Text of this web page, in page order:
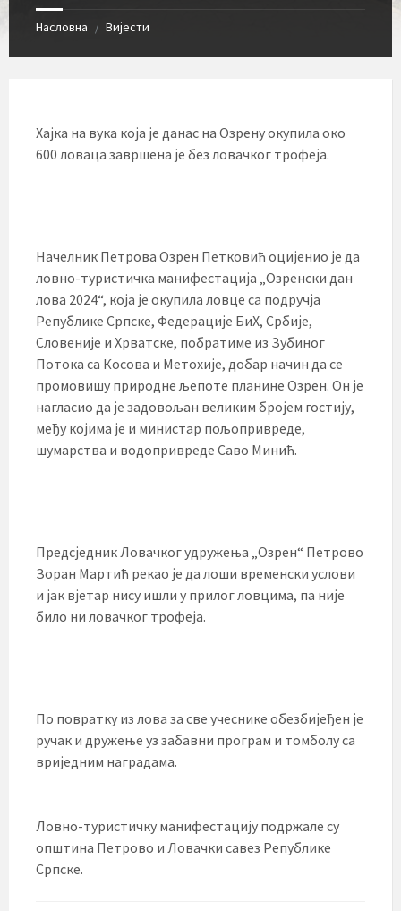
Насловна / Вијести
Хајка на вука која је данас на Озрену окупила око
600 ловаца завршена је без ловачког трофеја.
Начелник Петрова Озрен Петковић оцијенио је да
ловно-туристичка манифестација „Озренски дан
лова 2024“, која је окупила ловце са подручја
Републике Српске, Федерације БиХ, Србије,
Словеније и Хрватске, побратиме из Зубиног
Потока са Косова и Метохије, добар начин да се
промовишу природне љепоте планине Озрен. Он је
нагласио да је задовољан великим бројем гостију,
међу којима је и министар пољопривреде,
шумарства и водопривреде Саво Минић.
Предсједник Ловачког удружења „Озрен“ Петрово
Зоран Мартић рекао је да лоши временски услови
и јак вјетар нису ишли у прилог ловцима, па није
било ни ловачког трофеја.
По повратку из лова за све учеснике обезбијеђен је
ручак и дружење уз забавни програм и томболу са
вриједним наградама.
Ловно-туристичку манифестацију подржале су
општина Петрово и Ловачки савез Републике
Српске.